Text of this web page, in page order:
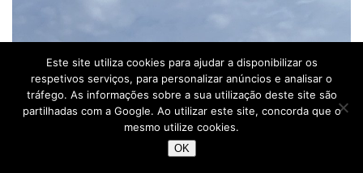
Este site utiliza cookies para ajudar a disponibilizar os
respetivos serviços, para personalizar anúncios e analisar o
tráfego. As informações sobre a sua utilização deste site são
partilhadas com a Google. Ao utilizar este site, concorda que o
mesmo utilize cookies.
OK